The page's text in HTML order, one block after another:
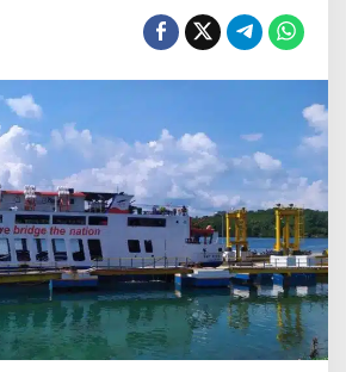
a
l
R
o
r
o
B
a
t
a
m
–
B
i